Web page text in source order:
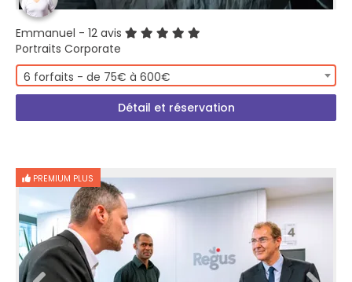
Emmanuel - 12 avis
Portraits Corporate
6 forfaits - de 75€ à 600€
Détail et réservation
PREMIUM PLUS